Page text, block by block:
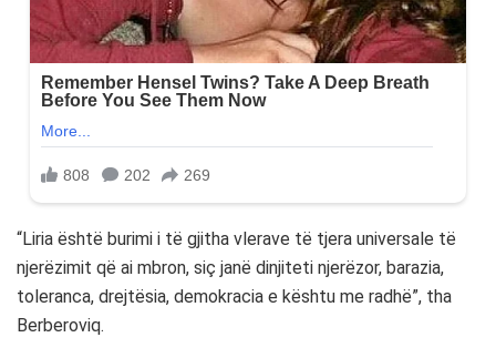
“Liria është burimi i të gjitha vlerave të tjera universale të
njerëzimit që ai mbron, siç janë dinjiteti njerëzor, barazia,
toleranca, drejtësia, demokracia e kështu me radhë”, tha
Berberoviq.